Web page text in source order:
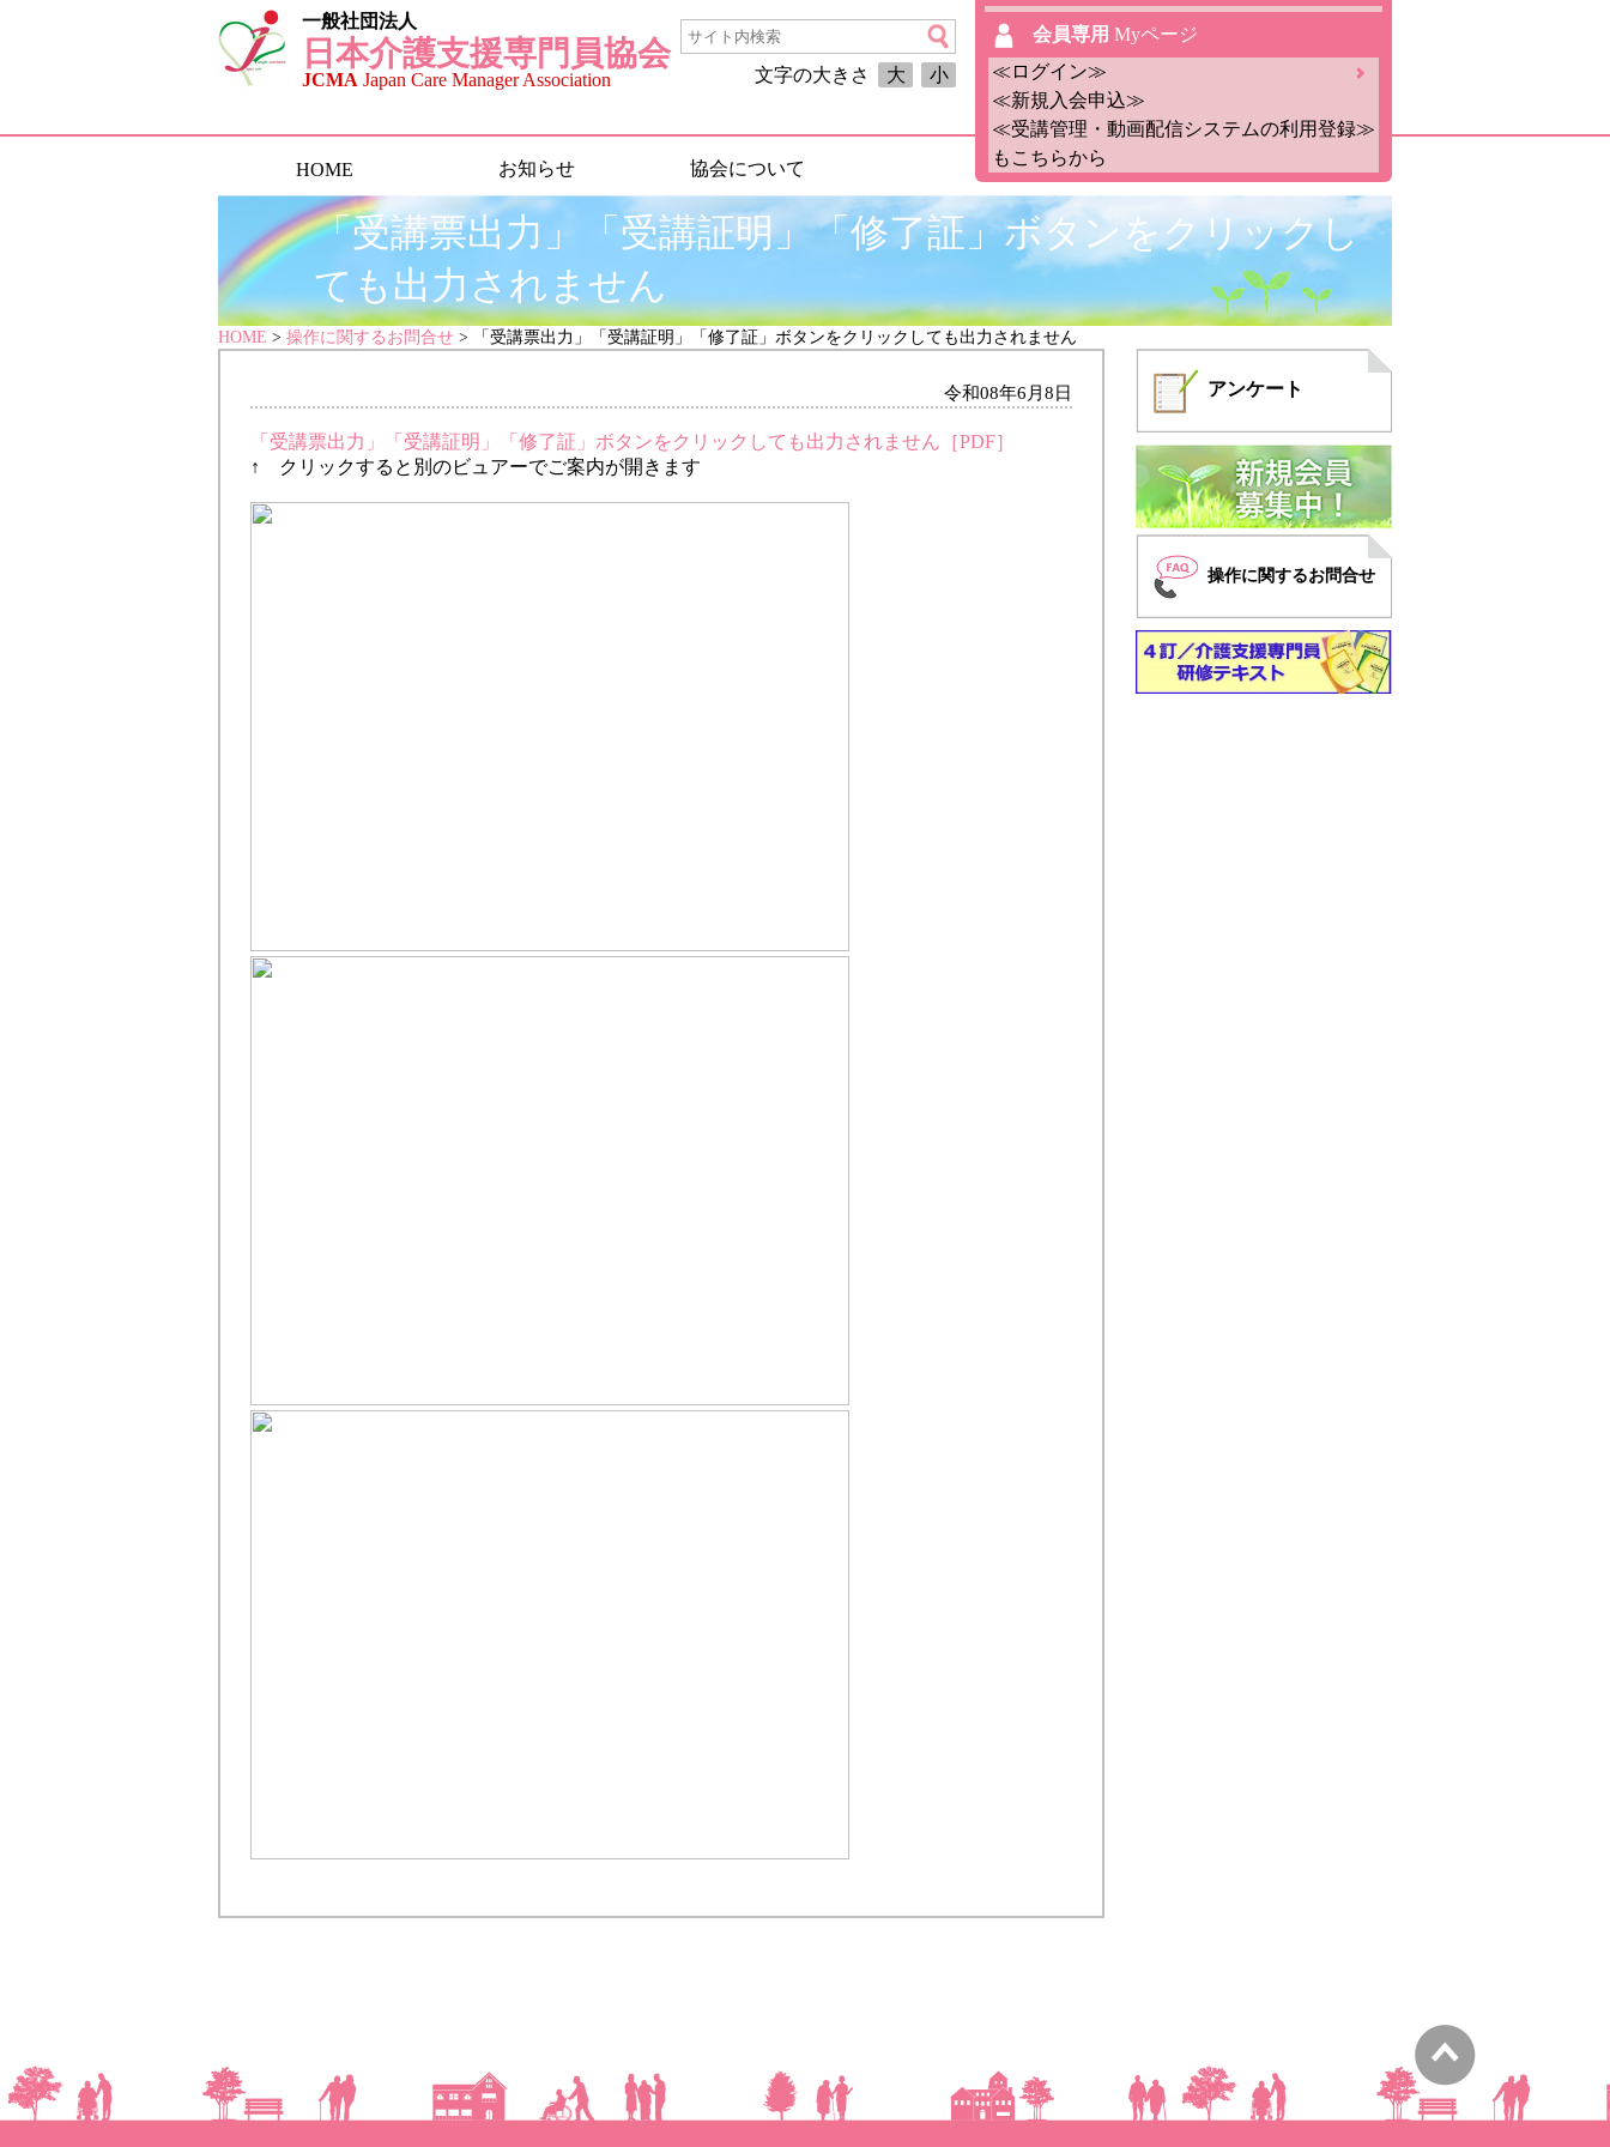
一般社団法人
日本介護支援専門員協会
JCMA Japan Care Manager Association 文字の大きさ 大 小
会員専用 Myページ
≪ログイン≫
≪新規入会申込≫
≪受講管理・動画配信システムの利用登録≫
もこちらから
HOME お知らせ 協会について
「受講票出力」「受講証明」「修了証」ボタンをクリックし
ても出力されません
HOME > 操作に関するお問合せ > 「受講票出力」「受講証明」「修了証」ボタンをクリックしても出力されません
令和08年6月8日
「受講票出力」「受講証明」「修了証」ボタンをクリックしても出力されません［PDF］
↑ クリックすると別のビュアーでご案内が開きます
アンケート
操作に関するお問合せ